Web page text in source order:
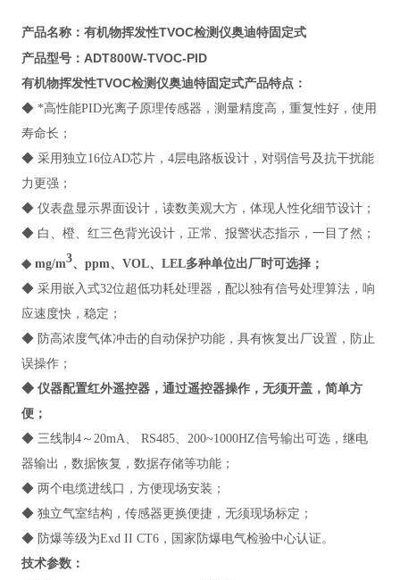
产品名称： 有机物挥发性TVOC检测仪奥迪特固定式
产品型号：ADT800W-TVOC-PID
有机物挥发性TVOC检测仪奥迪特固定式产品特点：
◆ *高性能PID光离子原理传感器，测量精度高，重复性好，使用
寿命长；
◆ 采用独立16位AD芯片，4层电路板设计，对弱信号及抗干扰能
力更强；
◆ 仪表盘显示界面设计，读数美观大方，体现人性化细节设计；
◆ 白、橙、红三色背光设计，正常、报警状态指示，一目了然；
◆ mg/m3、ppm、VOL、LEL多种单位出厂时可选择；
◆ 采用嵌入式32位超低功耗处理器，配以独有信号处理算法，响
应速度快，稳定；
◆ 防高浓度气体冲击的自动保护功能，具有恢复出厂设置，防止
误操作；
◆ 仪器配置红外遥控器，通过遥控器操作，无须开盖，简单方
便；
◆ 三线制4～20mA、 RS485、200~1000HZ信号输出可选，继电
器输出，数据恢复，数据存储等功能；
◆ 两个电缆进线口，方便现场安装；
◆ 独立气室结构，传感器更换便捷，无须现场标定；
◆ 防爆等级为Exd II CT6，国家防爆电气检验中心认证。
技术参数：